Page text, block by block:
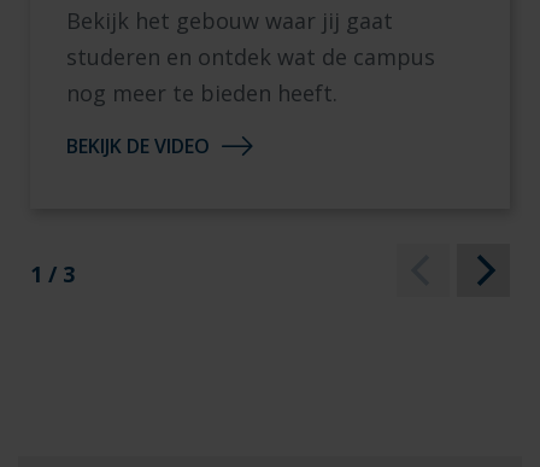
Bekijk het gebouw waar jij gaat
studeren en ontdek wat de campus
nog meer te bieden heeft.
BEKIJK DE VIDEO
1 / 3